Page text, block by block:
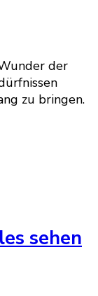
der
zu bringen.
sehen